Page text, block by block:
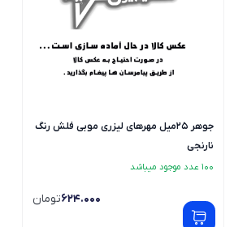
جوهر 25میل مهرهای لیزری موبی فلش رنگ
نارنجی
100 عدد موجود میباشد
624.000تومان